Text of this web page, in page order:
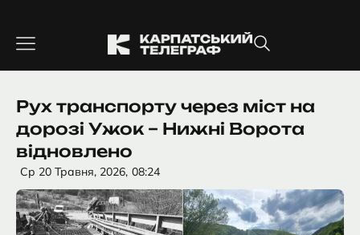
вмісту
Рух транспорту через міст на
дорозі Ужок – Нижні Ворота
відновлено
Ср 20 Травня, 2026, 08:24